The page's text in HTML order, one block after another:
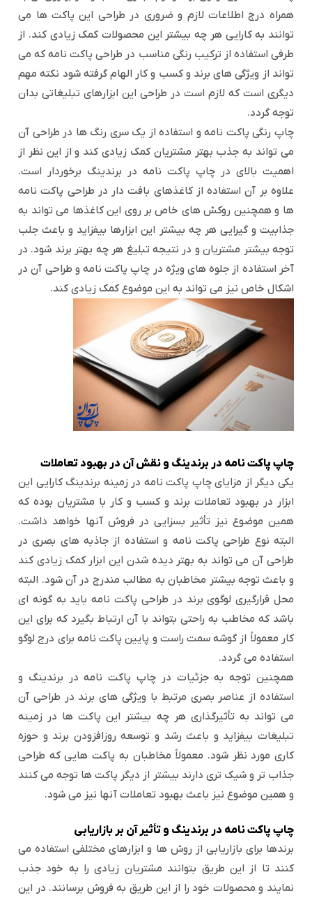
همراه درج اطلاعات لازم و ضروری در طراحی این پاکت ها می
توانند به کارایی هر چه بیشتر این محصولات کمک زیادی کند. از
طرفی استفاده از ترکیب رنگی مناسب در طراحی پاکت نامه که می
تواند از ویژگی های برند و کسب و کار الهام گرفته شود نکته مهم
دیگری است که لازم است در طراحی این ابزارهای تبلیغاتی بدان
توجه گردد.
چاپ رنگی پاکت نامه و استفاده از یک سری رنگ ها در طراحی آن
می تواند به جذب بهتر مشتریان کمک زیادی کند و از این نظر از
اهمیت بالای در چاپ پاکت نامه در برندینگ برخوردار است.
علاوه بر آن استفاده از کاغذهای بافت دار در طراحی پاکت نامه
ها و همچنین روکش های خاص بر روی این کاغذها می تواند به
جذابیت و گیرایی هر چه بیشتر این ابزارها بیفزاید و باعث جلب
توجه بیشتر مشتریان و در نتیجه تبلیغ هر چه بهتر برند شود. در
آخر استفاده از جلوه های ویژه در چاپ پاکت نامه و طراحی آن در
اشکال خاص نیز می تواند به این موضوع کمک زیادی کند.
چاپ پاکت نامه در برندینگ و نقش آن در بهبود تعاملات
یکی دیگر از مزایای چاپ پاکت نامه در زمینه برندینگ کارایی این
ابزار در بهبود تعاملات برند و کسب و کار با مشتریان بوده که
همین موضوع نیز تأثیر بسزایی در فروش آنها خواهد داشت.
البته نوع طراحی پاکت نامه و استفاده از جاذبه های بصری در
طراحی آن می تواند به بهتر دیده شدن این ابزار کمک زیادی کند
و باعث توجه بیشتر مخاطبان به مطالب مندرج در آن شود. البته
محل قرارگیری لوگوی برند در طراحی پاکت نامه باید به گونه ای
باشد که مخاطب به راحتی بتواند با آن ارتباط بگیرد که برای این
کار معمولاً از گوشه سمت راست و پایین پاکت نامه برای درج لوگو
استفاده می گردد.
همچنین توجه به جزئیات در چاپ پاکت نامه در برندینگ و
استفاده از عناصر بصری مرتبط با ویژگی های برند در طراحی آن
می تواند به تأثیرگذاری هر چه بیشتر این پاکت ها در زمینه
تبلیغات بیفزاید و باعث رشد و توسعه روزافزودن برند و حوزه
کاری مورد نظر شود. معمولاً مخاطبان به پاکت هایی که طراحی
جذاب تر و شیک تری دارند بیشتر از دیگر پاکت ها توجه می کنند
و همین موضوع نیز باعث بهبود تعاملات آنها نیز می شود.
چاپ پاکت نامه در برندینگ و تأثیر آن بر بازاریابی
برندها برای بازاریابی از روش ها و ابزارهای مختلفی استفاده می
کنند تا از این طریق بتوانند مشتریان زیادی را به خود جذب
نمایند و محصولات خود را از این طریق به فروش برسانند. در این